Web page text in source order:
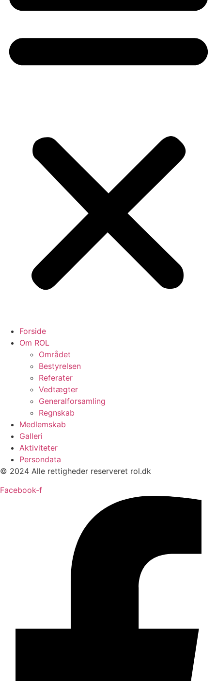
Forside
Om ROL
Området
Bestyrelsen
Referater
Vedtægter
Generalforsamling
Regnskab
Medlemskab
Galleri
Aktiviteter
Persondata
© 2024 Alle rettigheder reserveret rol.dk
Facebook-f